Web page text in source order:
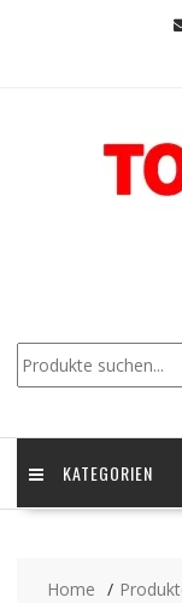
KATEGORIEN
Home